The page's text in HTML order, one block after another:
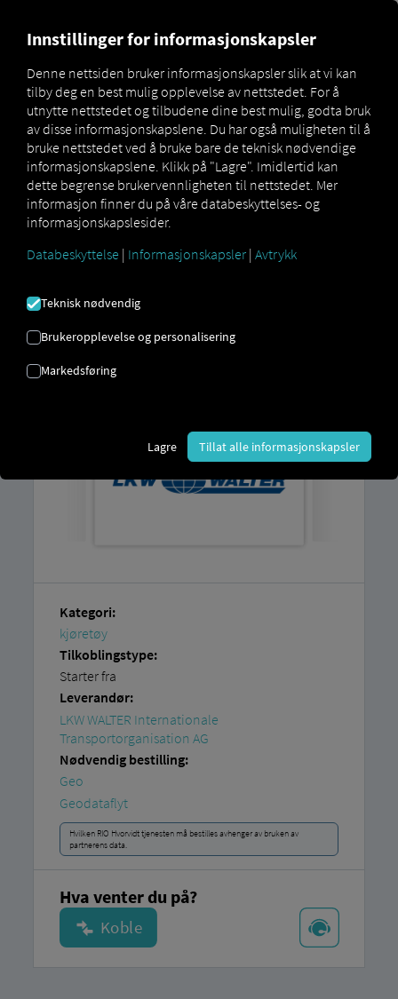
Marketplace Connectors LKW Walter Connect
WALTER CONNECT
LASTEBILER
Bruker du allerede tjenestene til vår partner
LKW Walter
? Da kan du nå
utvide denne
tjenesten med data fra våre tjenester.
Kategori:
kjøretøy
Tilkoblingstype:
Starter fra
Leverandør:
LKW WALTER Internationale
Transportorganisation AG
Nødvendig bestilling:
Geo
Geodataflyt
Hvilken RIO Hvorvidt tjenesten må bestilles avhenger av bruken av
partnerens data.
Hva venter du på?
Innstillinger for informasjonskapsler
Denne nettsiden bruker informasjonskapsler slik at vi kan
tilby deg en best mulig opplevelse av nettstedet. For å
utnytte nettstedet og tilbudene dine best mulig, godta bruk
av disse informasjonskapslene. Du har også muligheten til å
bruke nettstedet ved å bruke bare de teknisk nødvendige
informasjonskapslene. Klikk på "Lagre". Imidlertid kan
dette begrense brukervennligheten til nettstedet. Mer
informasjon finner du på våre databeskyttelses- og
informasjonskapslesider.
Databeskyttelse | Informasjonskapsler | Avtrykk
Teknisk nødvendig
Brukeropplevelse og personalisering
Markedsføring
Lagre Tillat alle informasjonskapsler